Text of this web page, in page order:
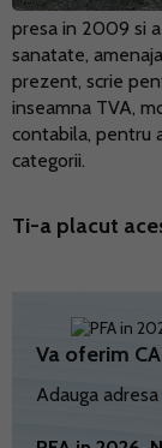
presa in 2009 si
sanatate,
prezent, scrie
inseamna TVA,
contabila, pentru
categorii.
Ti-a placut
Va oferim
Adauga